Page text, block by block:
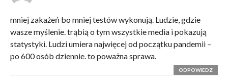
mniej zakażeń bo mniej testów wykonują. Ludzie, gdzie
wasze myślenie. trąbią o tym wszystkie media i pokazują
statystyki. Ludzi umiera najwięcej od początku pandemii –
po 600 osób dziennie. to poważna sprawa.
ODPOWIEDZ